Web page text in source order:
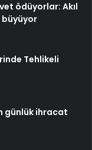
ödüyorlar: Akıl
büyüyor
Tehlikeli
günlük ihracat